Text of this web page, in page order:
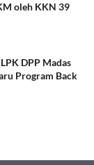
oleh KKN 39
DPP Madas
Program Back